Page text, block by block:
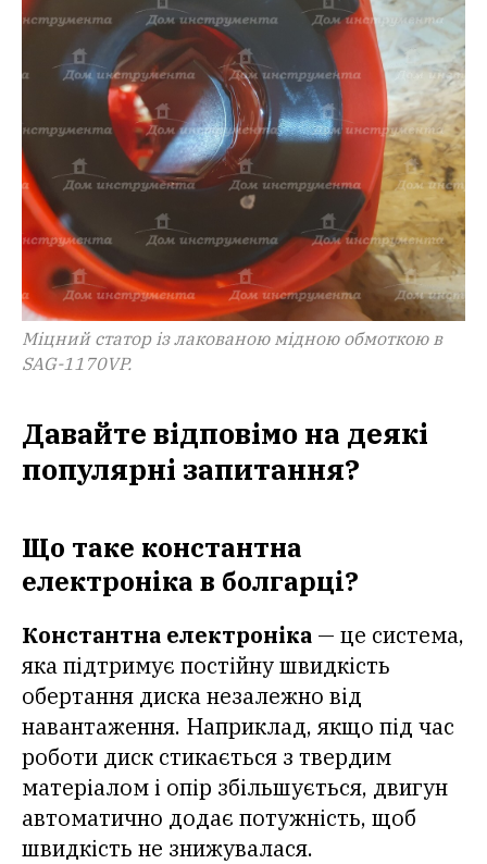
Міцний статор із лакованою мідною обмоткою в
SAG-1170VP.
Давайте відповімо на деякі
популярні запитання?
Що таке константна
електроніка в болгарці?
Константна електроніка — це система,
яка підтримує постійну швидкість
обертання диска незалежно від
навантаження. Наприклад, якщо під час
роботи диск стикається з твердим
матеріалом і опір збільшується, двигун
автоматично додає потужність, щоб
швидкість не знижувалася.